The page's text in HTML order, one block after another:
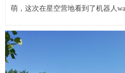
萌，这次在星空营地看到了机器人